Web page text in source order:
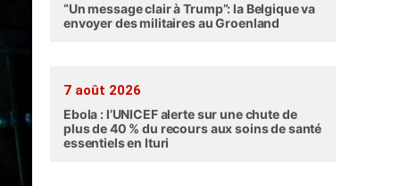
“Un message clair à Trump”: la Belgique va
envoyer des militaires au Groenland
7 août 2026
Ebola : l’UNICEF alerte sur une chute de
plus de 40 % du recours aux soins de santé
essentiels en Ituri